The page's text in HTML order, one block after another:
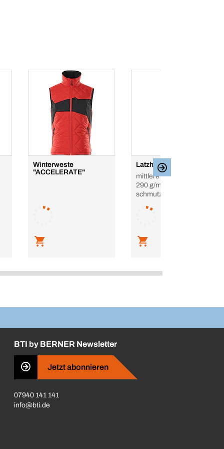
Winterweste
"ACCELERATE"
Latzhose SAFE LIGHT
mittlere Stoffqualität:
290 g/m²,
schmutzabweisend
BTI by BERNER Newsletter
Jetzt abonnieren
07940 141 141
info@bti.de